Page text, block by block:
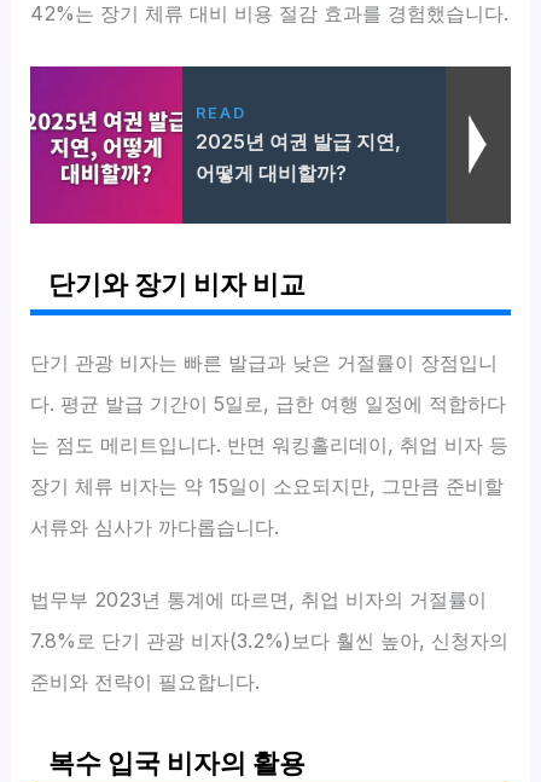
42%는 장기 체류 대비 비용 절감 효과를 경험했습니다.
READ
2025년 여권 발급 지연,
어떻게 대비할까?
단기와 장기 비자 비교
단기 관광 비자는 빠른 발급과 낮은 거절률이 장점입니
다. 평균 발급 기간이 5일로, 급한 여행 일정에 적합하다
는 점도 메리트입니다. 반면 워킹홀리데이, 취업 비자 등
장기 체류 비자는 약 15일이 소요되지만, 그만큼 준비할
서류와 심사가 까다롭습니다.
법무부 2023년 통계에 따르면, 취업 비자의 거절률이
7.8%로 단기 관광 비자(3.2%)보다 훨씬 높아, 신청자의
준비와 전략이 필요합니다.
복수 입국 비자의 활용